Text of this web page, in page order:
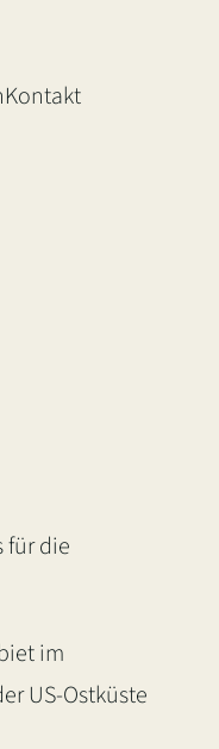
Kontakt
für die
im
US-Ostküste